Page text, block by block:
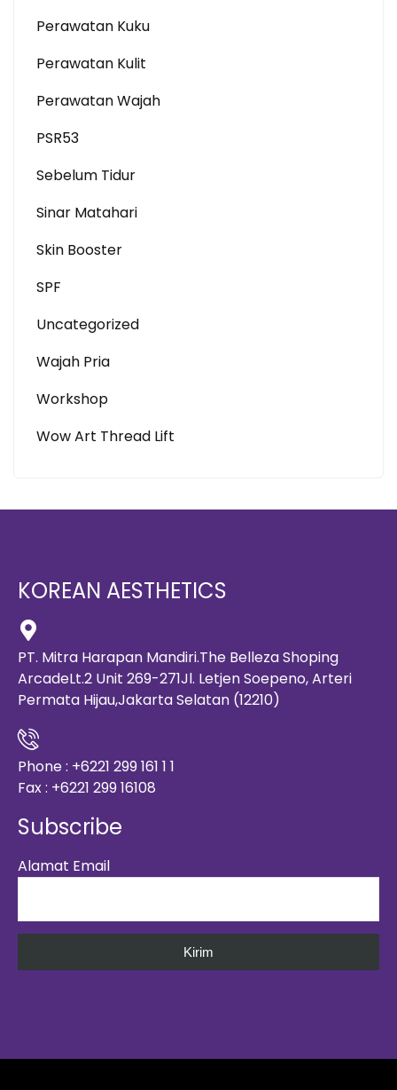
Perawatan Kuku
Perawatan Kulit
Perawatan Wajah
PSR53
Sebelum Tidur
Sinar Matahari
Skin Booster
SPF
Uncategorized
Wajah Pria
Workshop
Wow Art Thread Lift
KOREAN AESTHETICS
PT. Mitra Harapan Mandiri.The Belleza Shoping
ArcadeLt.2 Unit 269-271Jl. Letjen Soepeno, Arteri
Permata Hijau,Jakarta Selatan (12210)
Phone : +6221 299 161 1 1
Fax : +6221 299 16108
Subscribe
Alamat Email